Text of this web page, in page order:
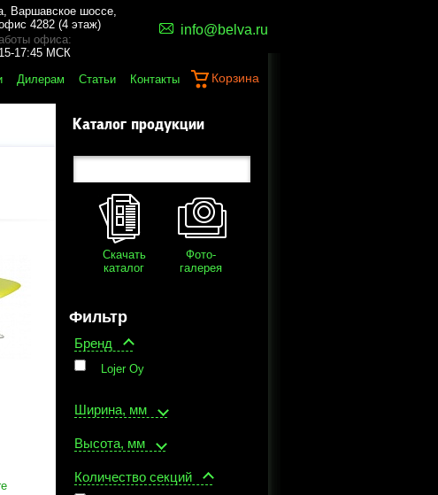
, Варшавское шоссе,
4282 (4 этаж)
офиса:
17:45 МСК
info@belva.ru
Дилерам Статьи Контакты Корзина
Каталог продукции
Скачать
каталог
Фото-
галерея
Фильтр
Бренд
Lojer Oy
Ширина, мм
Высота, мм
Количество секций